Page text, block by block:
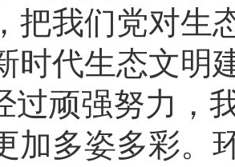
把我们党对生
时代生态文明
过顽强努力，
加多姿多彩。